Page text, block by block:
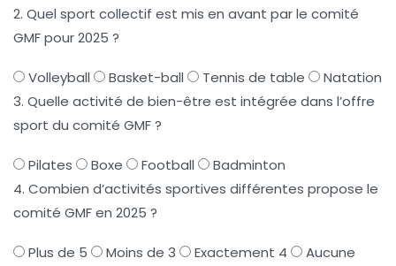
2. Quel sport collectif est mis en avant par le comité
GMF pour 2025 ?
Volleyball Basket-ball Tennis de table
Natation
3. Quelle activité de bien-être est intégrée dans l’offre
sport du comité GMF ?
Pilates Boxe Football
Badminton
4. Combien d’activités sportives différentes propose le
comité GMF en 2025 ?
Plus de 5 Moins de 3 Exactement 4
Aucune